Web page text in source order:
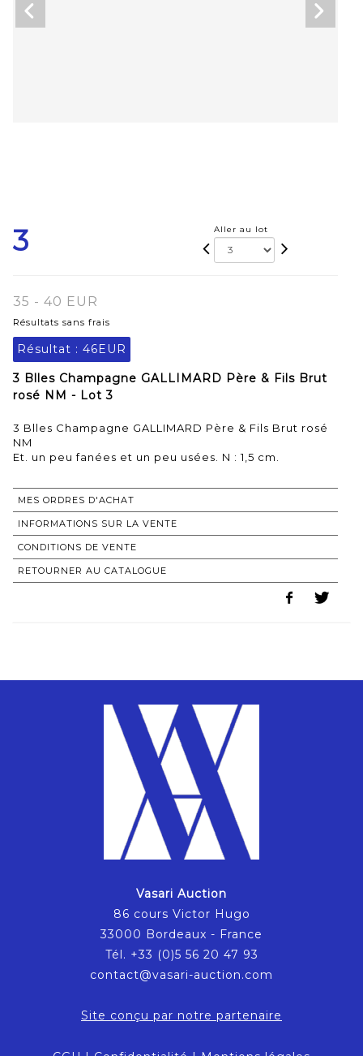
3 Aller au lot
35 - 40 EUR
Résultats sans frais
Résultat : 46EUR
3 Blles Champagne GALLIMARD Père & Fils Brut
rosé NM - Lot 3
3 Blles Champagne GALLIMARD Père & Fils Brut rosé
NM
Et. un peu fanées et un peu usées. N : 1,5 cm.
MES ORDRES D'ACHAT
INFORMATIONS SUR LA VENTE
CONDITIONS DE VENTE
RETOURNER AU CATALOGUE
Vasari Auction
86 cours Victor Hugo
33000 Bordeaux - France
Tél. +33 (0)5 56 20 47 93
contact@vasari-auction.com
Site conçu par notre partenaire